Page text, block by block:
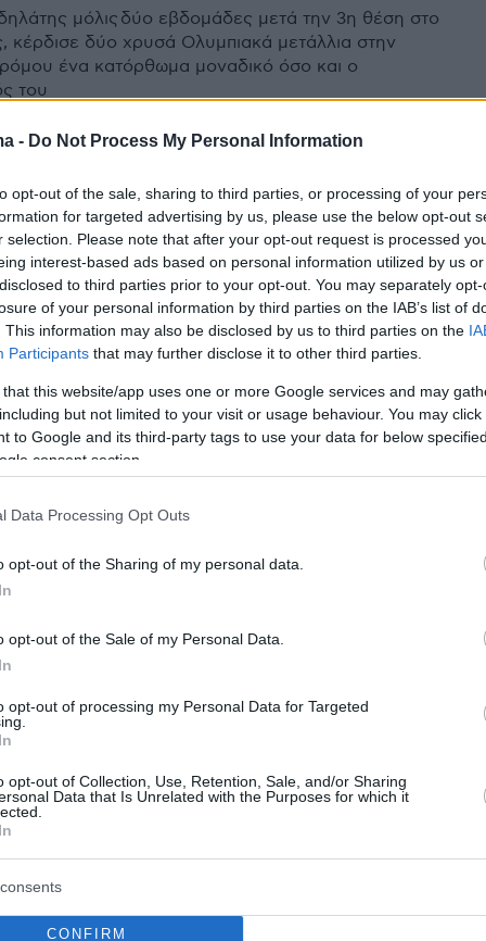
- Do Not Process My Personal Information
opt-out of the sale, sharing to third parties, or processing of your
for targeted advertising by us, please use the below opt-out
selection. Please note that after your opt-out request is processed
interest-based ads based on personal information utilized by us
to third parties prior to your opt-out. You may separately
of your personal information by third parties on the IAB’s list of
This information may also be disclosed by us to third parties on the
Participants that may further disclose it to other third parties.
that this website/app uses one or more Google services and may
but not limited to your visit or usage behaviour. You may
to Google and its third-party tags to use your data for below
consent section.
Data Processing Opt Outs
opt-out of the Sharing of my personal data.
opt-out of the Sale of my Personal Data.
opt-out of processing my Personal Data for Targeted
opt-out of Collection, Use, Retention, Sale, and/or Sharing
Data that Is Unrelated with the Purposes for which it
CONFIRM
μόλις δύο εβδομάδες μετά την 3η θέση στο
κέρδισε δύο χρυσά Ολυμπιακά μετάλλια στην
ένα κατόρθωμα μοναδικό όσο και ο
του
Ιούλιος και Αύγουστος δεν
πλέον ασφαλείς για
εκδηλώσεις
ο Ιούλιος και ο Αύγουστος ήταν οι μήνες που όλοι
ο κορωνοϊός θα έχει υποχωρήσει και όλα θα έχουν
κανονικότητα όσον αφορά τα αθλητικά γεγονότα,
η άποψη δεν υιοθετείται από τους ειδικούς
Γαλλίας: Στις 29 Αυγούστου
της γαλλικής κυβέρνησης να επεκτείνει το
κορωνοϊού οι διοργανωτές του Γύρου της Γαλλίας